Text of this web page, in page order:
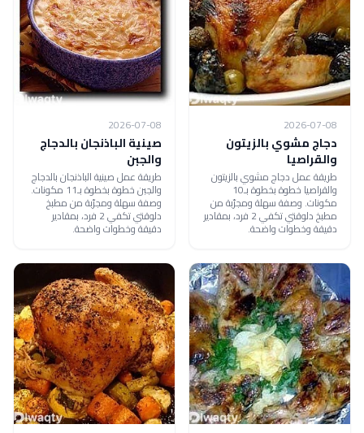
2026-07-08
دجاج مشوي بالزيتون
والقراصيا
طريقة عمل دجاج مشوي بالزيتون
والقراصيا خطوة بخطوة بـ10
مكونات. وصفة سهلة ومجرّبة من
مطبخ دلوقتي تكفي 2 فرد، بمقادير
دقيقة وخطوات واضحة.
2026-07-08
صينية الباذنجان بالدجاج
والجبن
طريقة عمل صينية الباذنجان بالدجاج
والجبن خطوة بخطوة بـ11 مكونات.
وصفة سهلة ومجرّبة من مطبخ
دلوقتي تكفي 2 فرد، بمقادير
دقيقة وخطوات واضحة.